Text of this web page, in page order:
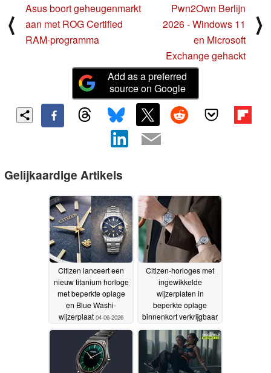
⟨
Asus boort geheugenmarkt
aan met ROG Certified
RAM-programma
Pwn2Own Berlijn
2026 - Windows 11
en Microsoft
Exchange gehackt
⟩
Add as a preferred
source on Google
Gelijkaardige Artikels
Citizen lanceert een
nieuw titanium horloge
met beperkte oplage
en Blue Washi-
wijzerplaat 04-06-2026
Citizen-horloges met
ingewikkelde
wijzerplaten in
beperkte oplage
binnenkort verkrijgbaar
29-05-2026